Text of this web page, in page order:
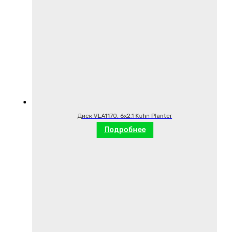
Диск VLA1170, 6х2,1 Kuhn Planter
Подробнее